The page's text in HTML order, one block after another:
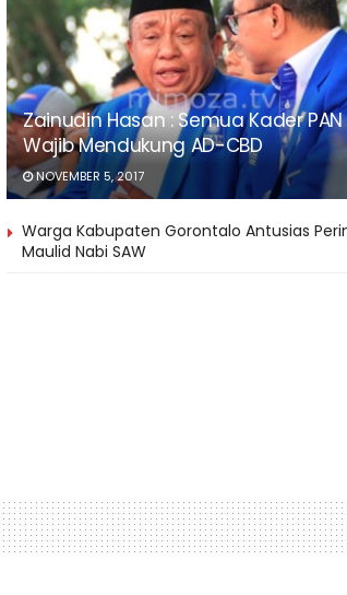
Zainudin Hasan : Semua Kader PAN
Wajib Mendukung AD-CBD
NOVEMBER 5, 2017
Warga Kabupaten Gorontalo Antusias
Maulid Nabi SAW